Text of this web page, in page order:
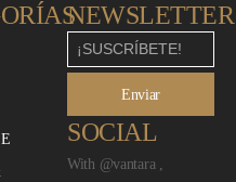
NEWSLETTER
Enviar
SOCIAL
With @vantara ,